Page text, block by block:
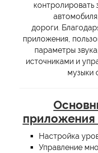
контролировать
дороги.
приложения,
параметры
источниками и
музыки
приложения
Настройка
Управление